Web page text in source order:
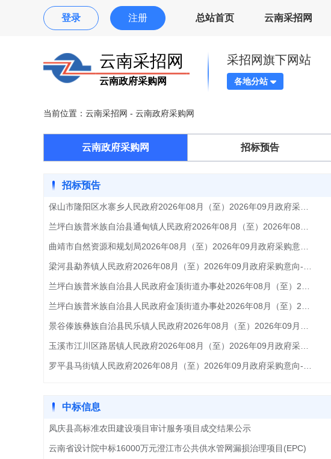
登录 注册 总站首页 云南采招网
云南采招网
云南政府采购网
采招网旗下网站
各地分站
当前位置： 云南采招网 - 云南政府采购网
云南政府采购网 招标预告
招标预告
中标信息
凤庆县高标准农田建设项目审计服务项目成交结果公示
云南省设计院中标16000万元澄江市公共供水管网漏损治理项目(EPC)